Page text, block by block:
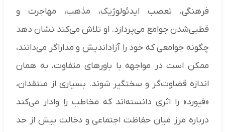
فرهنگی، تعصب ایدئولوژیک، مذهب، مهاجرت و
قطبی‌شدن جوامع می‌پردازد. او تلاش می‌کند نشان دهد
چگونه جوامعی که خود را آزاداندیش و مداراگر می‌دانند،
ممکن است در مواجهه با باورهای متفاوت، به همان
اندازه قضاوت‌گر و سختگیر شوند. بسیاری از منتقدان،
«فیورد» را اثری دانسته‌اند که مخاطب را وادار می‌کند
درباره مرز میان حفاظت اجتماعی و دخالت بیش از حد